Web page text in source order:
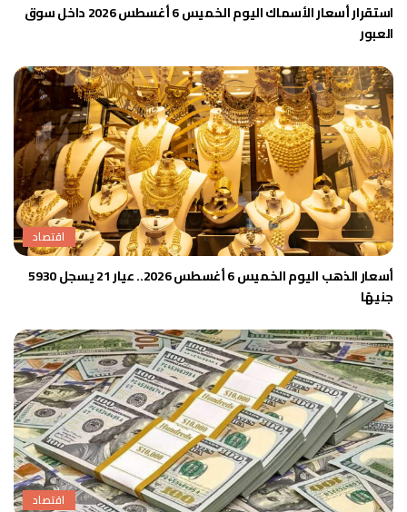
استقرار أسعار الأسماك اليوم الخميس 6 أغسطس 2026 داخل سوق
العبور
اقتصاد
أسعار الذهب اليوم الخميس 6 أغسطس 2026.. عيار 21 يسجل 5930
جنيهًا
اقتصاد